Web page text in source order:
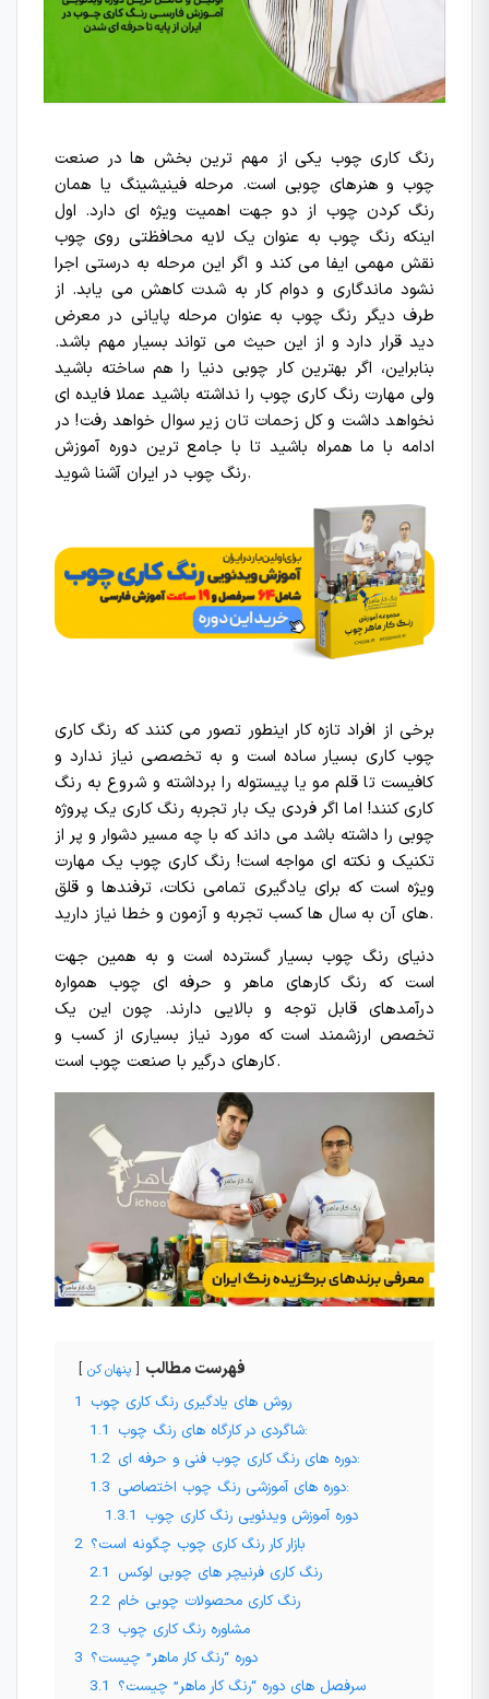
رنگ کاری چوب یکی از مهم ترین بخش ها در صنعت
چوب و هنرهای چوبی است. مرحله فینیشینگ یا همان
رنگ کردن چوب از دو جهت اهمیت ویژه ای دارد. اول
اینکه رنگ چوب به عنوان یک لایه محافظتی روی چوب
نقش مهمی ایفا می کند و اگر این مرحله به درستی اجرا
نشود ماندگاری و دوام کار به شدت کاهش می یابد. از
طرف دیگر رنگ چوب به عنوان مرحله پایانی در معرض
دید قرار دارد و از این حیث می تواند بسیار مهم باشد.
بنابراین، اگر بهترین کار چوبی دنیا را هم ساخته باشید
ولی مهارت رنگ کاری چوب را نداشته باشید عملا فایده ای
نخواهد داشت و کل زحمات تان زیر سوال خواهد رفت! در
ادامه با ما همراه باشید تا با جامع ترین دوره آموزش
رنگ چوب در ایران آشنا شوید.
برخی از افراد تازه کار اینطور تصور می کنند که رنگ کاری
چوب کاری بسیار ساده است و به تخصصی نیاز ندارد و
کافیست تا قلم مو یا پیستوله را برداشته و شروع به رنگ
کاری کنند! اما اگر فردی یک بار تجربه رنگ کاری یک پروژه
چوبی را داشته باشد می داند که با چه مسیر دشوار و پر از
تکنیک و نکته ای مواجه است! رنگ کاری چوب یک مهارت
ویژه است که برای یادگیری تمامی نکات، ترفندها و قلق
های آن به سال ها کسب تجربه و آزمون و خطا نیاز دارید.
دنیای رنگ چوب بسیار گسترده است و به همین جهت
است که رنگ کارهای ماهر و حرفه ای چوب همواره
درآمدهای قابل توجه و بالایی دارند. چون این یک
تخصص ارزشمند است که مورد نیاز بسیاری از کسب و
کارهای درگیر با صنعت چوب است.
فهرست مطالب پنهان کن
1 روش های یادگیری رنگ کاری چوب
1.1
شاگردی در کارگاه های رنگ چوب:
1.2
دوره های رنگ کاری چوب فنی و حرفه ای:
1.3
دوره های آموزشی رنگ چوب اختصاصی:
1.3.1 دوره آموزش ویدئویی رنگ کاری چوب
2 بازار کار رنگ کاری چوب چگونه است؟
2.1 رنگ کاری فرنیچر های چوبی لوکس
2.2 رنگ کاری محصولات چوبی خام
2.3 مشاوره رنگ کاری چوب
3 دوره “رنگ کار ماهر” چیست؟
3.1 سرفصل های دوره “رنگ کار ماهر” چیست؟